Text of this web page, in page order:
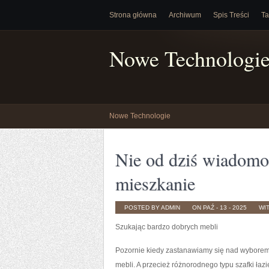
Strona główna Archiwum Spis Treści
Nowe
Nowe Technologie
Nie od dziś
mieszkanie
POSTED BY ADMIN ON PAŹ - 13 - 2025
Szukając bardzo dobrych mebli
Pozornie kiedy zastanawiamy się nad
mebli. A przecież różnorodnego typu szafki